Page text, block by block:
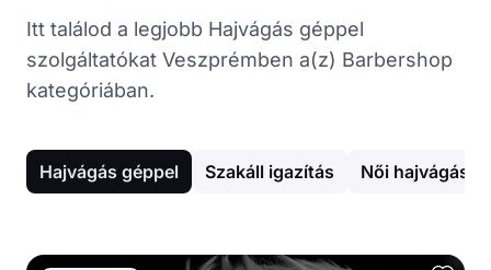
Itt találod a legjobb Hajvágás géppel
szolgáltatókat Veszprémben a(z) Barbershop
kategóriában.
Hajvágás géppel Szakáll igazítás Női hajvágás